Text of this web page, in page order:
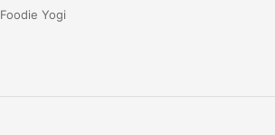
Foodie Yogi